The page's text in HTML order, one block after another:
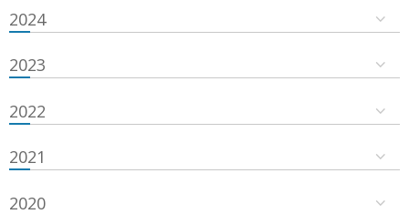
2024
2023
2022
2021
2020